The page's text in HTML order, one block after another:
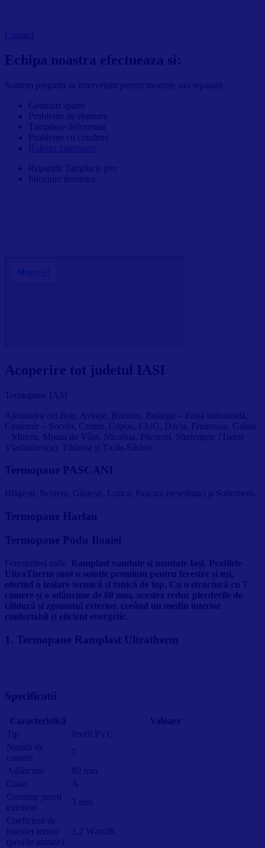
Contact
Echipa noastra efectueaza si:
Suntem pregatiti sa intervenim pentru montaje sau reparatii :
Geamuri sparte
Probleme de etansare
Tamplarie deformata
Probleme cu condens
Rulouri exterioare
Reparatii Tamplarie pvc
Inlocuire fereastra
Acoperire tot judetul IASI
Termopane IASI
Alexandru cel Bun, Aviație, Bucium, Bularga – Zona Industrială,
Cantemir – Socola, Centru, Copou, CUG, Dacia, Frumoasa, Galata
– Mircea, Moara de Vânt, Nicolina, Păcurari, Studențesc (Tudor
Vladimirescu), Tătărași și Țicău-Sărărie
Termopane PASCANI
Blăgești, Boșteni, Gâștești, Lunca, Pașcani (reședința) și Sodomeni.
Termopane Harlau
Termopane Podu Iloaiei
Ferestrelesi usile Ramplast vandute si montate Iași
Profilele
UltraTherm sunt o soluție premium pentru ferestre și uși,
oferind o izolare termică și fonică de top. Cu o structură cu 7
camere și o adâncime de 80 mm, acestea reduc pierderile de
căldură și zgomotul exterior, creând un mediu interior
confortabil și eficient energetic.
1. Termopane Ramplast Ultratherm
Specificatii
Caracteristică
Valoare
Tip
Profil PVC
Număr de
camere
7
Adâncime
80 mm
Clasa
A
Grosime pereți
exteriori
3 mm
Coeficient de
transfer termic
(profile armate)
1,2 W/m2K